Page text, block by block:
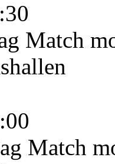
Match
Match